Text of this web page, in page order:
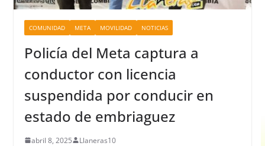
COMUNIDAD META MOVILIDAD NOTICIAS
Policía del Meta captura a
conductor con licencia
suspendida por conducir en
estado de embriaguez
abril 8, 2025 Llaneras10